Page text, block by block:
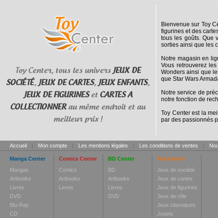
Toy Center, tous les univers JEUX DE
SOCIÉTÉ, JEUX DE CARTES, JEUX ENFANTS,
JEUX DE FIGURINESet CARTES A
COLLECTIONNERau même endroit et au
meilleur prix !
Bienvenue sur Toy
figurines et des
tous les goûts. Que
sorties ainsi que les
Notre magasin en
Vous retrouverez
Wonders ainsi que
que Star Wars
Notre service de
notre fonction de
Toy Center est la
par des passionnés
Accueil | Mon compte | Les mentions légales | Les conditions de ventes |
Manga Center
Mangas
Artbooks
Livres
DVD
Blu-Ray
CD
Comics Center
Comics
Artbooks
Livres
BD Center
BD
Artbooks
Livres
DVD
Toy Center
Jeux de société
Jeux de cartes
Jeux de figurines
Jeux de rôle
Jeux classiques
Jouets